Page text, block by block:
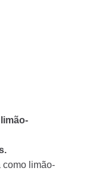
como limão-